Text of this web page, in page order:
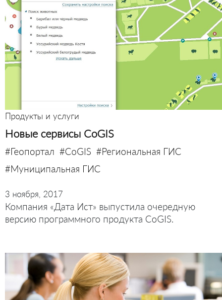
Продукты и услуги
Новые сервисы CoGIS
#Геопортал #CoGIS #Региональная ГИС
#Муниципальная ГИС
3 ноября, 2017
Компания «Дата Ист» выпустила очередную
версию программного продукта CoGIS.